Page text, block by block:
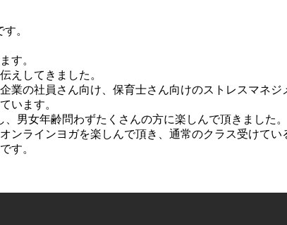
。
す。
えしてきました。
の社員さん向け、保育士さん向けのストレスマネジ
います。
男女年齢問わずたくさんの方に楽しんで頂きました。
ラインヨガを楽しんで頂き、通常のクラス受けてい
す。